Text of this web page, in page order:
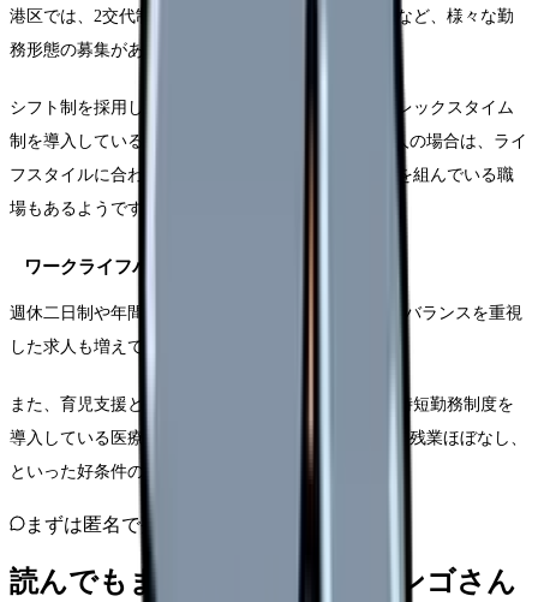
港区では、2交代制、3交代制、日勤専従、夜勤専従など、様々な勤
務形態の募集があります。
シフト制を採用している医療機関が多いですが、フレックスタイム
制を導入しているところもあります。 3交代制の求人の場合は、ライ
フスタイルに合わせて、早番、中番、遅番のチームを組んでいる職
場もあるようです。
ワークライフバランス
週休二日制や年間休日120日以上など、ワークライフバランスを重視
した求人も増えています。
また、育児支援として、託児所を完備していたり、時短勤務制度を
導入している医療機関もあります。 年間休日128日、残業ほぼなし、
といった好条件の求人も見られます。
まずは匿名で整理
読んでもまだ苦しいなら、カンゴさん